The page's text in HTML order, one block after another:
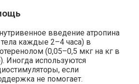
введение атропина
каждые 2–4 часа) в
(0,05–0,5 мкг на кг в
Иногда используются
если
не помогает.